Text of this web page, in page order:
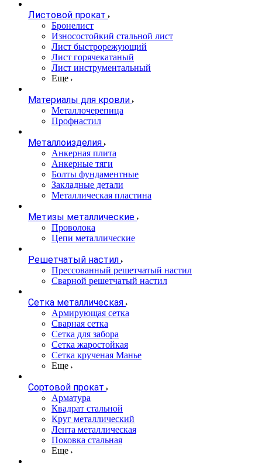
Листовой прокат
Бронелист
Износостойкий стальной лист
Лист быстрорежующий
Лист горячекатаный
Лист инструментальный
Еще
Материалы для кровли
Металлочерепица
Профнастил
Металлоизделия
Анкерная плита
Анкерные тяги
Болты фундаментные
Закладные детали
Металлическая пластина
Метизы металлические
Проволока
Цепи металлические
Решетчатый настил
Прессованный решетчатый настил
Сварной решетчатый настил
Сетка металлическая
Армирующая сетка
Сварная сетка
Сетка для забора
Сетка жаростойкая
Сетка крученая Манье
Еще
Сортовой прокат
Арматура
Квадрат стальной
Круг металлический
Лента металлическая
Поковка стальная
Еще